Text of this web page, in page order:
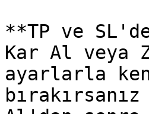
**TP ve
Kar Al veya
ayarlarla